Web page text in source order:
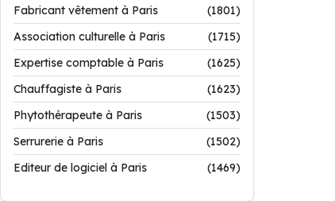
Fabricant vêtement à Paris
(1801)
Association culturelle à Paris
(1715)
Expertise comptable à Paris
(1625)
Chauffagiste à Paris
(1623)
Phytothérapeute à Paris
(1503)
Serrurerie à Paris
(1502)
Editeur de logiciel à Paris
(1469)